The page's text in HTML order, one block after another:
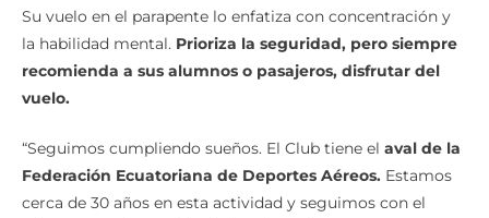
Su vuelo en el parapente lo enfatiza con concentración y
la habilidad mental. Prioriza la seguridad, pero siempre
recomienda a sus alumnos o pasajeros, disfrutar del
vuelo.
“Seguimos cumpliendo sueños. El Club tiene el aval de la
Federación Ecuatoriana de Deportes Aéreos. Estamos
cerca de 30 años en esta actividad y seguimos con el